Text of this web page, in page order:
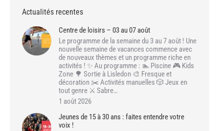
Actualités recentes
Centre de loisirs – 03 au 07 août
Le programme de la semaine du 3 au 7 août ! Une
nouvelle semaine de vacances commence avec
de nouveaux thèmes et un programme riche en
activités ! ✨ Au programme : 🏊 Piscine 🎮 Kids
Zone 🌳 Sortie à Lisledon 🎨 Fresque et
décoration ✂️ Activités manuelles 🎲 Jeux en
tout genre ⚔️ Sabre…
1 août 2026
Jeunes de 15 à 30 ans : faites entendre votre
voix !